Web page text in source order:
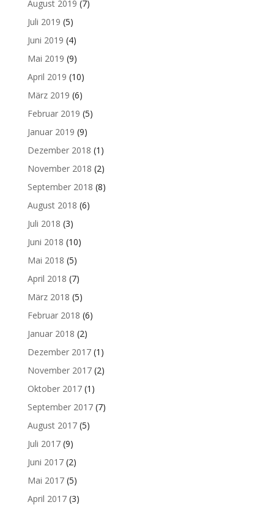
August 2019 (7)
Juli 2019 (5)
Juni 2019 (4)
Mai 2019 (9)
April 2019 (10)
März 2019 (6)
Februar 2019 (5)
Januar 2019 (9)
Dezember 2018 (1)
November 2018 (2)
September 2018 (8)
August 2018 (6)
Juli 2018 (3)
Juni 2018 (10)
Mai 2018 (5)
April 2018 (7)
März 2018 (5)
Februar 2018 (6)
Januar 2018 (2)
Dezember 2017(1)
November 2017(2)
Oktober 2017(1)
September 2017(7)
August 2017(5)
Juli 2017(9)
Juni 2017(2)
Mai 2017(5)
April 2017(3)